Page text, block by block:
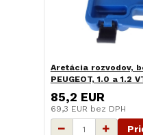
Aretácia rozvodov,
PEUGEOT, 1.0 a 1.2
85,2 EUR
69,3 EUR bez DPH